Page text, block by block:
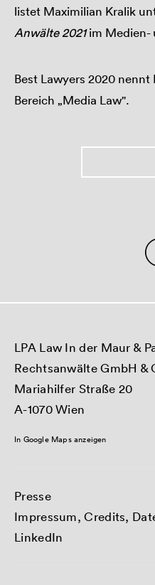
listet Maximilian Kralik
Anwälte 2021im Medien-
Best Lawyers 2020
Bereich „Media Law".
LPA Law In der Maur &
Rechtsanwälte GmbH &
Mariahilfer Straße 20
A-1070 Wien
In Google Maps anzeigen
Presse
Impressum, Credits,
LinkedIn